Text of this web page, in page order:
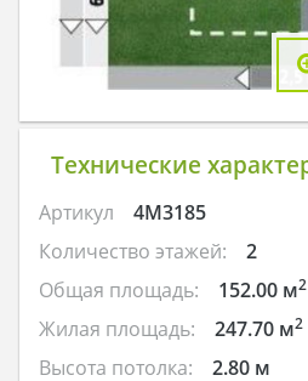
Технические
Артикул
4M3185
Количество этажей:
2
Общая площадь:
152.00 м2
Жилая площадь: 247.70 м2
Высота потолка: 2.80 м